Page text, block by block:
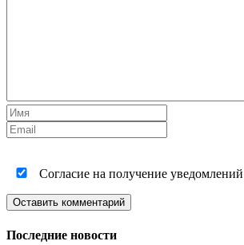
Согласие на получение
Оставить комментарий
Последние новости